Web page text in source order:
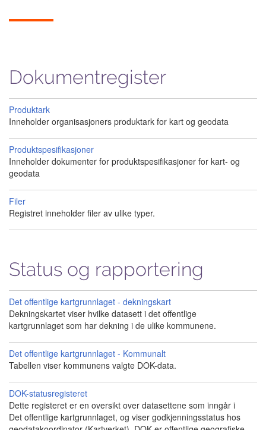
Dokumentregister
Produktark
Inneholder organisasjoners produktark for kart og geodata
Produktspesifikasjoner
Inneholder dokumenter for produktspesifikasjoner for kart- og
geodata
Filer
Registret inneholder filer av ulike typer.
Status og rapportering
Det offentlige kartgrunnlaget - dekningskart
Dekningskartet viser hvilke datasett i det offentlige
kartgrunnlaget som har dekning i de ulike kommunene.
Det offentlige kartgrunnlaget - Kommunalt
Tabellen viser kommunens valgte DOK-data.
DOK-statusregisteret
Dette registeret er en oversikt over datasettene som inngår i
Det offentlige kartgrunnlaget, og viser godkjenningsstatus hos